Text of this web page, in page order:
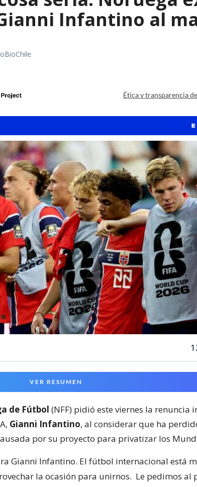
Infantino al
Ética y transparencia
VER RESUMEN
de Fútbol (NFF) pidió este viernes la renuncia
Gianni Infantino, al considerar que ha
por su proyecto para privatizar los
Gianni Infantino. El fútbol internacional está
la ocasión para unirnos. Le pedimos al